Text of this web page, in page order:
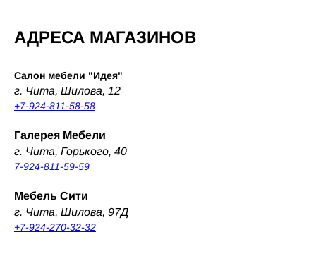
АДРЕСА МАГАЗИНОВ
Салон мебели "Идея"
г. Чита, Шилова, 12
+7-924-811-58-58
Галерея Мебели
г. Чита, Горького, 40
7-924-811-59-59
Мебель Сити
г. Чита, Шилова, 97Д
+7-924-270-32-32